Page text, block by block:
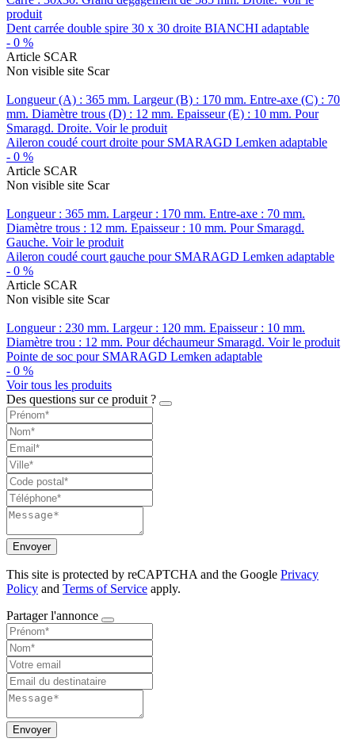
produit
Dent carrée double spire 30 x 30 droite BIANCHI adaptable
- 0 %
Article SCAR
Non visible site Scar
Longueur (A) : 365 mm. Largeur (B) : 170 mm. Entre-axe (C) : 70
mm. Diamètre trous (D) : 12 mm. Epaisseur (E) : 10 mm. Pour
Smaragd. Droite. Voir le produit
Aileron coudé court droite pour SMARAGD Lemken adaptable
- 0 %
Article SCAR
Non visible site Scar
Longueur : 365 mm. Largeur : 170 mm. Entre-axe : 70 mm.
Diamètre trous : 12 mm. Epaisseur : 10 mm. Pour Smaragd.
Gauche. Voir le produit
Aileron coudé court gauche pour SMARAGD Lemken adaptable
- 0 %
Article SCAR
Non visible site Scar
Longueur : 230 mm. Largeur : 120 mm. Epaisseur : 10 mm.
Diamètre trou : 12 mm. Pour déchaumeur Smaragd. Voir le produit
Pointe de soc pour SMARAGD Lemken adaptable
- 0 %
Voir tous les produits
Des questions sur ce produit ?
Envoyer
This site is protected by reCAPTCHA and the Google Privacy
Policy and Terms of Service apply.
Partager l'annonce
Envoyer